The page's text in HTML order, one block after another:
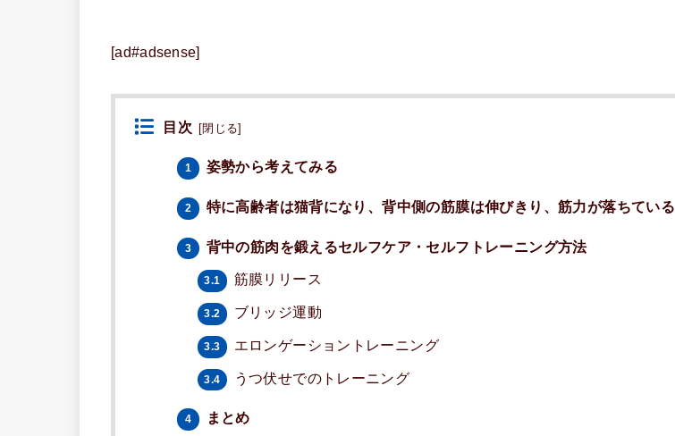
[ad#adsense]
目次 [閉じる]
1 姿勢から考えてみる
2 特に高齢者は猫背になり、背中側の筋膜は伸びきり、筋力が落ちている
3 背中の筋肉を鍛えるセルフケア・セルフトレーニング方法
3.1 筋膜リリース
3.2 ブリッジ運動
3.3 エロンゲーショントレーニング
3.4 うつ伏せでのトレーニング
4 まとめ